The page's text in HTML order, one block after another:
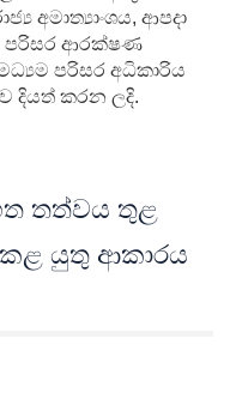
අමාත්‍යාංශය, ආපදා
පරිසර ආරක්ෂණ
පරිසර අධිකාරිය
දියත් කරන ලදි.
තත්වය තුළ
යුතු ආකාරය